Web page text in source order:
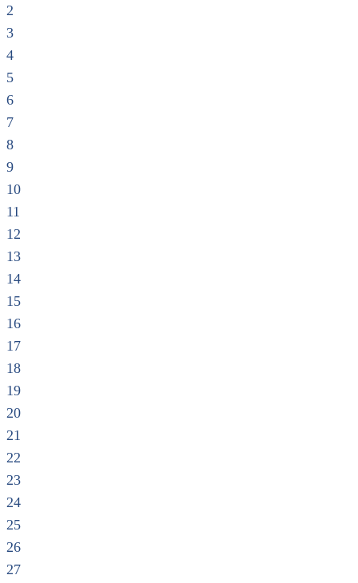
2
3
4
5
6
7
8
9
10
11
12
13
14
15
16
17
18
19
20
21
22
23
24
25
26
27